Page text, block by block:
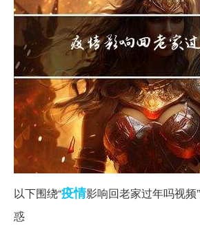
以下围绕“疫情影响回老家过年吗视频
惑